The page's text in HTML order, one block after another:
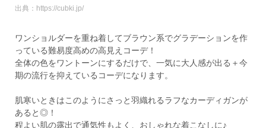
出典：https://cubki.jp/
ワンショルダーを重ね着してブラウン系でグラデーションを作
っている難易度高めの高見えコーデ！
全体の色をワントーンにするだけで、一気に大人感が出る＋今
期の流行を抑えているコーデになります。
肌寒いときはこのようにさっと羽織れるラフなカーディガンが
あると◎！
程よい肌の露出で通気性もよく、おしゃれな着こなしに♪